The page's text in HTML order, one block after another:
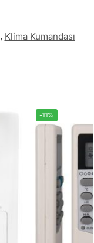
, Klima Kumandası
-11%